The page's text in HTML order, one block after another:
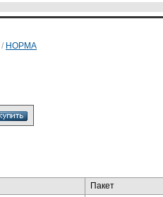
/ НОРМА
Пакет